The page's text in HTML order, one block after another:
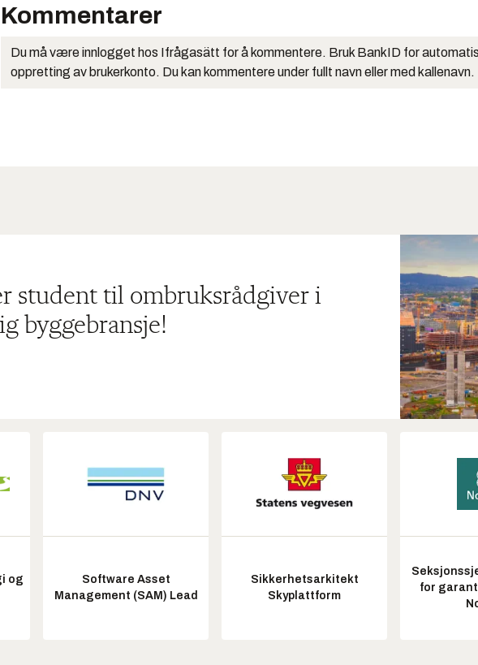
Kommentarer
Du må være innlogget hos Ifrågasätt for å kommentere. Bruk BankID for
oppretting av brukerkonto. Du kan kommentere under fullt navn eller med kallenavn.
student til ombruksrådgiver i
byggebransje!
og
Software Asset
Management (SAM) Lead
Sikkerhetsarkitekt
Skyplattform
for